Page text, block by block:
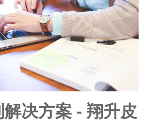
解决方案 - 翔升皮